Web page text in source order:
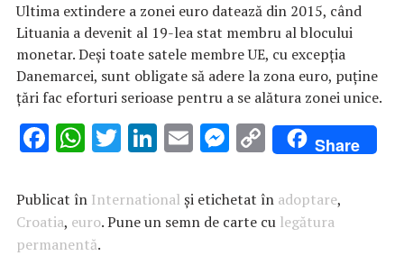
Ultima extindere a zonei euro datează din 2015, când
Lituania a devenit al 19-lea stat membru al blocului
monetar. Deşi toate satele membre UE, cu excepţia
Danemarcei, sunt obligate să adere la zona euro, puţine
ţări fac eforturi serioase pentru a se alătura zonei unice.
F
e
b
o
W
at
s
A
T
it
te
Li
k
e
E
ai
l
M
se
n
C
o
p
y
Share
Publicat în International și etichetat în adoptare,
Croatia, euro. Pune un semn de carte cu legătura
permanentă.